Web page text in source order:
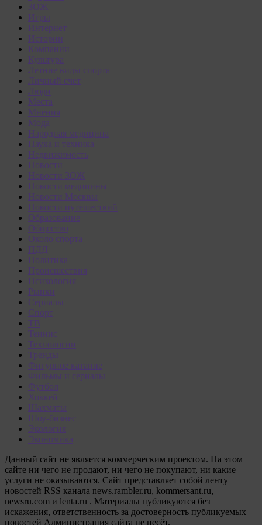
ЗОЖ
Игры
Интернет
Истории
Компании
Культура
Летние виды спорта
Личный счет
Люди
Места
Мнения
Мода
Народная медицина
Наука и техника
Недвижимость
Новости
Новости ЗОЖ
Новости медицины
Новости Москвы
Новости путешествий
Образование
Общество
Около спорта
ПДД
Политика
Происшествия
Психология
Рынки
Сериалы
Спорт
ТВ
Теннис
Технологии
Тренды
Фигурное катание
Фильмы и сериалы
Футбол
Хоккей
Шахматы
Шоу-бизнес
Экология
Экономика
Данный сайт не является коммерческим проектом. На этом
сайте ни чего не продают, ни чего не покупают, ни какие
услуги не оказываются. Сайт представляет собой ленту
новостей RSS канала news.rambler.ru, kommersant.ru,
newsru.com и lenta.ru . Материалы публикуются без
искажения, ответственность за достоверность публикуемых
новостей Администрация сайта не несёт.